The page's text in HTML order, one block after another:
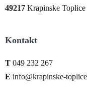
49217 Krapinske Toplice
Kontakt
T 049 232 267
E info@krapinske-